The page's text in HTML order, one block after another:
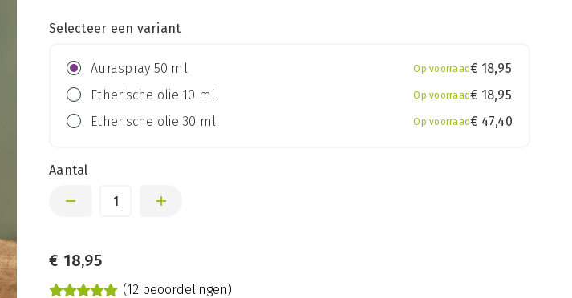
Selecteer een variant
Auraspray 50 ml Op voorraad€ 18,95
Etherische olie 10 ml
Op voorraad€ 18,95
Etherische olie 30 ml
Op voorraad€ 47,40
Aantal
€ 18,95
(12 beoordelingen)